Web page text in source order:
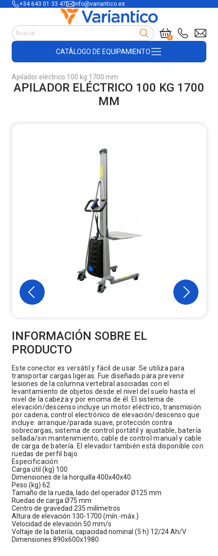
+34 643 01 33 47 info@variantico.es
0
CATÁLOGO DE EQUIPAMIENTO
Accesorios para carretillas
Útiles de almacén
Productos de plástico y madera
Encofrado
Apilador eléctrico 100 kg 1700 mm
APILADOR ELÉCTRICO 100 KG 1700
MM
INFORMACIÓN SOBRE EL
PRODUCTO
Este conector es versátil y fácil de usar. Se utiliza para
transportar cargas ligeras. Fue diseñado para prevenir
lesiones de la columna vertebral asociadas con el
levantamiento de objetos desde el nivel del suelo hasta el
nivel de la cabeza y por encima de él. El sistema de
elevación/descenso incluye un motor eléctrico, transmisión
por cadena, control electrónico de elevación/descenso que
incluye: arranque/parada suave, protección contra
sobrecargas, sistema de control portátil y ajustable, batería
sellada/sin mantenimiento, cable de control manual y cable
de carga de batería. El elevador también está disponible con
ruedas de perfil bajo.
Especificación
Carga útil (kg) 100
Dimensiones de la horquilla 400x40x40
Peso (kg) 62
Tamaño de la rueda, lado del operadorØ125 mm
Ruedas de carga Ø75 mm
Centro de gravedad 235 milímetros
Altura de elevación 130-1700 (mín.-máx.)
Velocidad de elevación 50 mm/s
Voltaje de la batería, capacidad nominal (5 h) 12/24 Ah/V
Dimensiones 890x600x1980